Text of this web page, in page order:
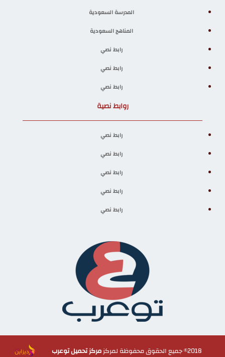
المدرسة السعودية
المناهج السعودية
رابط نصي
رابط نصي
رابط نصي
روابط نصية
رابط نصي
رابط نصي
رابط نصي
رابط نصي
رابط نصي
2018© جميع الحقوق محفوظة لمركز مركز تحميل توعرب